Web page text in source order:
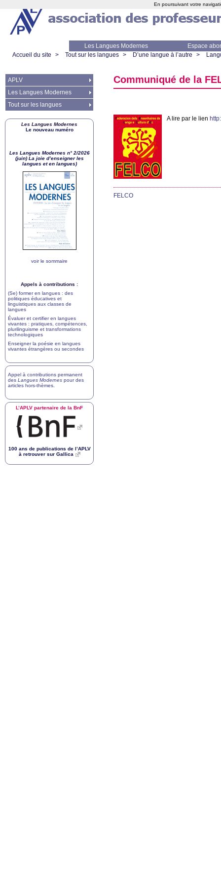
Les Langues Modernes
Espace
Accueil du site
> Tout sur les langues > D’une langue à l’autre >
Communiqué de la
A lire par le lien
FELCO
APLV
Les Langues Modernes
Tout sur les langues
Les Langues Modernes
Le nouveau numéro
Les Langues Modernes n° 2/2026
(juin) La joie d’enseigner les
langues et en langues)
voir le sommaire
Appels à contributions :
(Se) former en langues : des
politiques éducatives et
linguistiques aux classes de
langues
Évaluer et certifier en langues
vivantes : pratiques, compétences,
plurilinguisme et transformations
technologiques
Enseigner la poésie en langues
vivantes étrangères ou secondes
Appel à contributions permanent
des Langues Modernes pour des
articles hors-thèmes
L’APLV partenaire de la BnF
100 ans de publications de l’APLV
à retrouver sur Gallica
En poursuivant votre